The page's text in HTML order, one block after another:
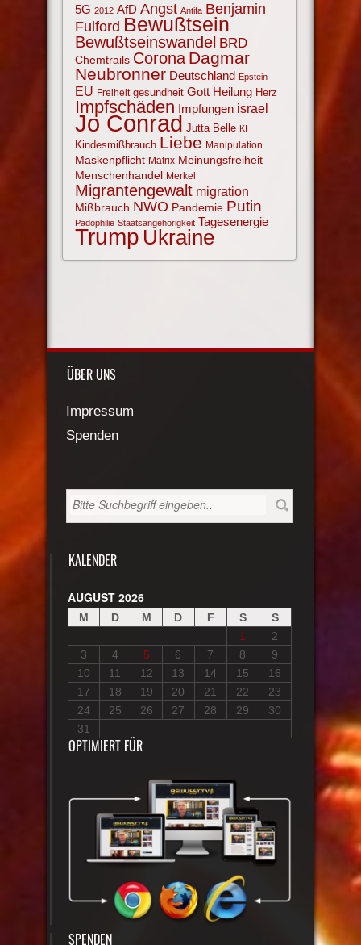
5G 2012 AfD Angst Antifa Benjamin
Fulford Bewußtsein
Bewußtseinswandel BRD
Chemtrails Corona Dagmar
Neubronner Deutschland Epstein
EU Freiheit gesundheit Gott Heilung Herz
Impfschäden Impfungen israel
Jo Conrad Jutta Belle KI
Kindesmißbrauch Liebe Manipulation
Maskenpflicht Matrix Meinungsfreiheit
Menschenhandel Merkel
Migrantengewalt migration
Mißbrauch NWO Pandemie Putin
Pädophilie Staatsangehörigkeit Tagesenergie
Trump Ukraine
ÜBER UNS
Impressum
Spenden
KALENDER
AUGUST 2026
M D M D F S
S
1
2
3
4 5 6 7 8
9
10
11 12 13 14 15
16
17
18 19 20 21 22
23
24
25 26 27 28 29
30
31
OPTIMIERT FÜR
SPENDEN